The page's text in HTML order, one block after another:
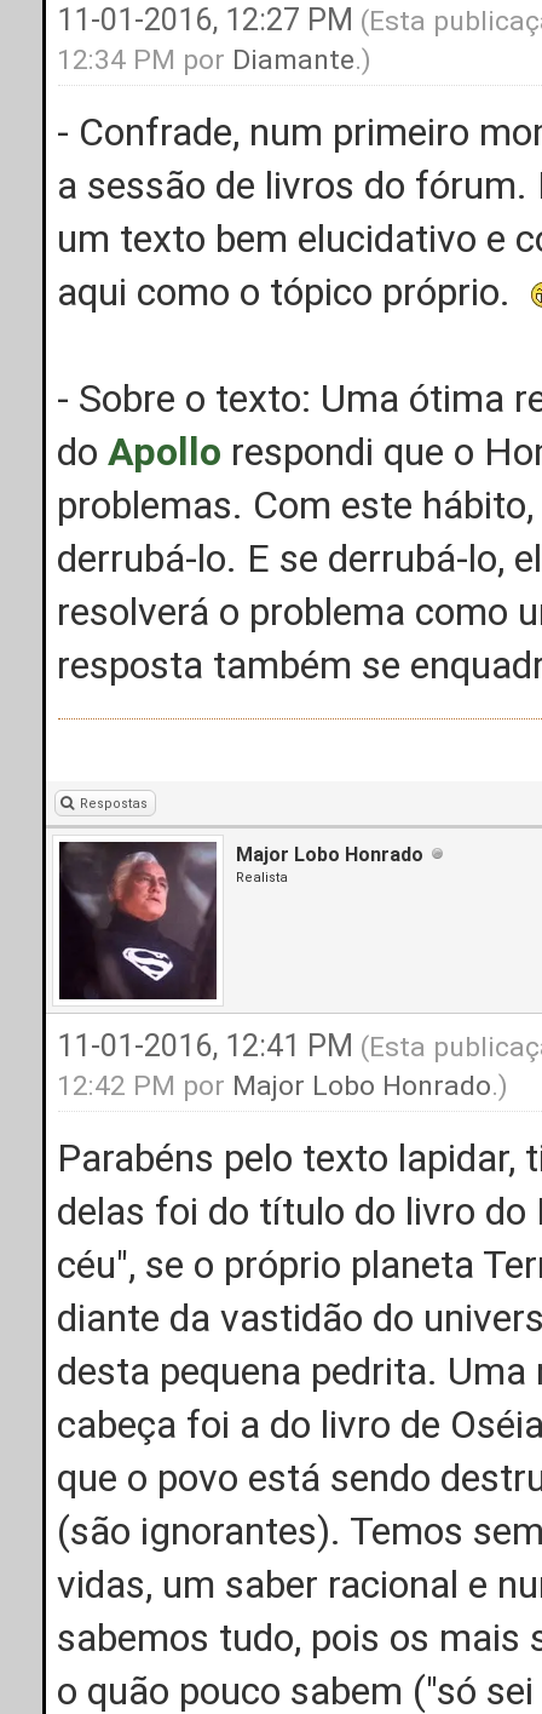
11-01-2016, 12:27 PM (Esta
12:34 PM por Diamante.)
- Confrade, num primeiro
a sessão de livros do
um texto bem elucidativo e
aqui como o tópico próprio.
- Sobre o texto: Uma ótima
doApollo respondi que o
problemas. Com este
derrubá-lo. E se derrubá-lo,
resolverá o problema como
resposta também se
Respostas
Major Lobo Honrado
Realista
11-01-2016, 12:41 PM (Esta
12:42 PM por Major Lobo Honrado.)
Parabéns pelo texto
delas foi do título do livro do
céu", se o próprio planeta
diante da vastidão do
desta pequena pedrita.
cabeça foi a do livro de
que o povo está sendo
(são ignorantes). Temos
vidas, um saber racional e
sabemos tudo, pois os mais
o quão pouco sabem ("só